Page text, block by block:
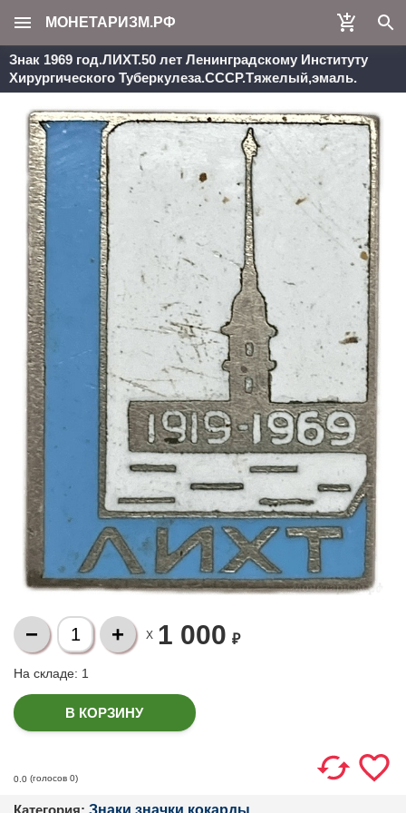
МОНЕТАРИЗМ.РФ
Знак 1969 год.ЛИХТ.50 лет Ленинградскому Институту
Хирургического Туберкулеза.СССР.Тяжелый,эмаль.
X 1 000 ₽
На складе: 1
0.0 (голосов 0)
Категория: Знаки,значки,кокарды